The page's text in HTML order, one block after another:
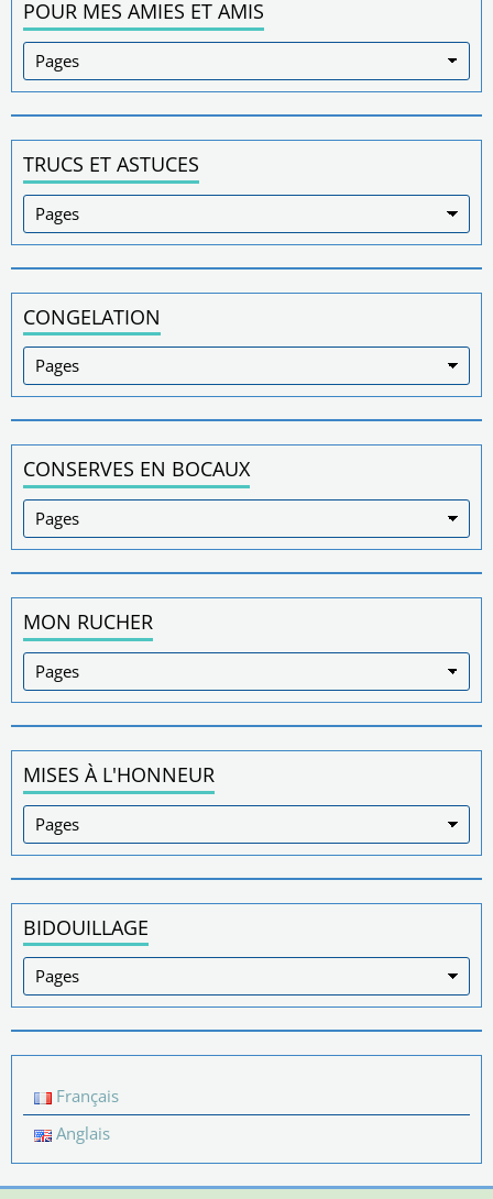
POUR MES AMIES ET AMIS
TRUCS ET ASTUCES
CONGELATION
CONSERVES EN BOCAUX
MON RUCHER
MISES À L'HONNEUR
BIDOUILLAGE
Français
Anglais